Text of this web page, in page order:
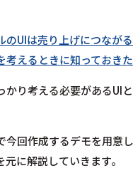
のUIは売り上げにつなが
考えるときに知っておき
かり考える必要があるUI
今回作成するデモを用意
元に解説していきます。